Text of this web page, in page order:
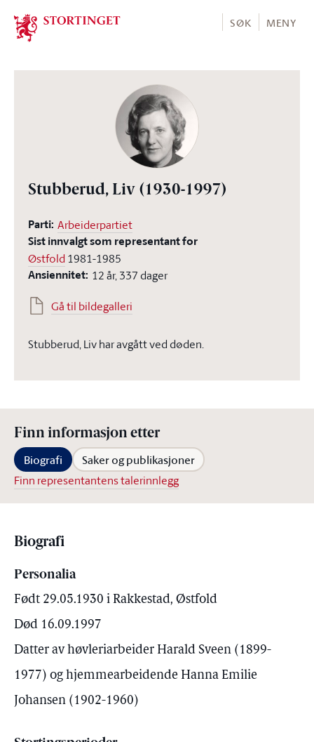
Stortinget.no
SØK MENY
Stubberud, Liv (1930-1997)
Parti: Arbeiderpartiet
Sist innvalgt som representant for
Østfold 1981-1985
Ansiennitet: 12 år, 337 dager
Gå til bildegalleri
Stubberud, Liv har avgått ved døden.
Finn informasjon etter
Biografi Saker og publikasjoner
Finn representantens talerinnlegg
Biografi
Personalia
Født 29.05.1930 i Rakkestad, Østfold
Død 16.09.1997
Datter av høvleriarbeider Harald Sveen (1899-
1977) og hjemmearbeidende Hanna Emilie
Johansen (1902-1960)